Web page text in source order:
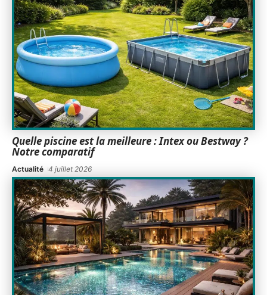
Quelle piscine est la meilleure : Intex ou Bestway ?
Notre comparatif
Actualité 4 juillet 2026